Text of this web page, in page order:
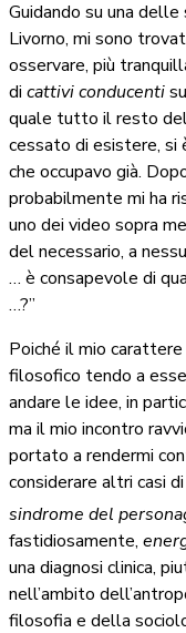
Guidando su una
Livorno, mi sono
osservare, più
di cattivi conducenti
quale tutto il resto
cessato di esistere, si
che occupavo già.
probabilmente mi ha
uno dei video sopra
del necessario, a
… è consapevole di
…?”
Poiché il mio
filosofico tendo a
andare le idee, in
ma il mio incontro
portato a rendermi
considerare altri casi
sindrome del
fastidiosamente,
una diagnosi clinica,
nell’ambito
filosofia e della